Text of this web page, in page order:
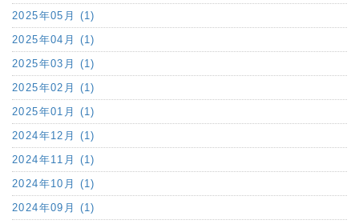
2025年05月 (1)
2025年04月 (1)
2025年03月 (1)
2025年02月 (1)
2025年01月 (1)
2024年12月 (1)
2024年11月 (1)
2024年10月 (1)
2024年09月 (1)